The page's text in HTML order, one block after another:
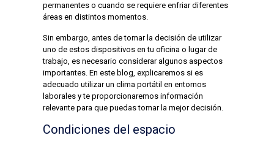
permanentes o cuando se requiere enfriar diferentes
áreas en distintos momentos.
Sin embargo, antes de tomar la decisión de utilizar
uno de estos dispositivos en tu oficina o lugar de
trabajo, es necesario considerar algunos aspectos
importantes. En este blog, explicaremos si es
adecuado utilizar un clima portátil en entornos
laborales y te proporcionaremos información
relevante para que puedas tomar la mejor decisión.
Condiciones del espacio